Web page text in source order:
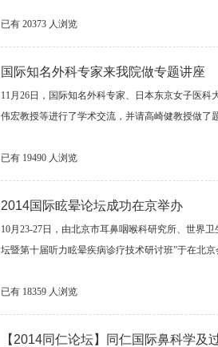
已有 20373 人浏览
国际知名外科专家来我院做专题讲座
11月26日，国际知名外科专家、日本东京女子医
伟宏教授等进行了学术交流，并请高崎健教授做了
已有 19490 人浏览
2014国际眩晕论坛成功在京举办
10月23-27日，由北京市耳鼻咽喉科研究所、世界
坛暨第十届听力眩晕疾病诊疗技术研讨班”于在北
已有 18359 人浏览
【2014同仁论坛】同仁国际鼻科学及